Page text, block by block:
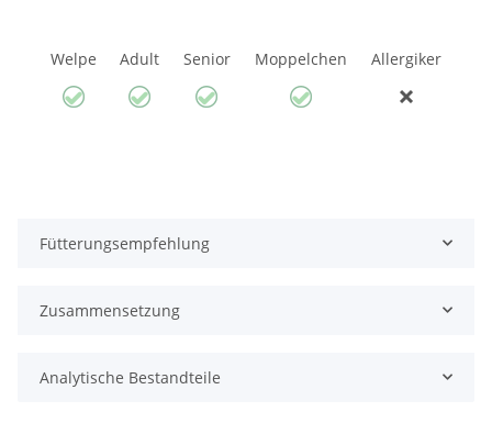
Welpe Adult Senior Moppelchen Allergiker
Fütterungsempfehlung
Zusammensetzung
Analytische Bestandteile